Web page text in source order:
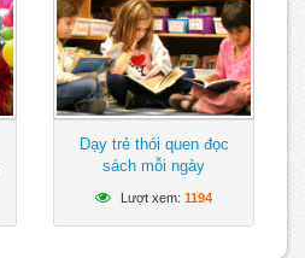
Dạy trẻ thói quen đọc
sách mỗi ngày
Lượt xem: 1194